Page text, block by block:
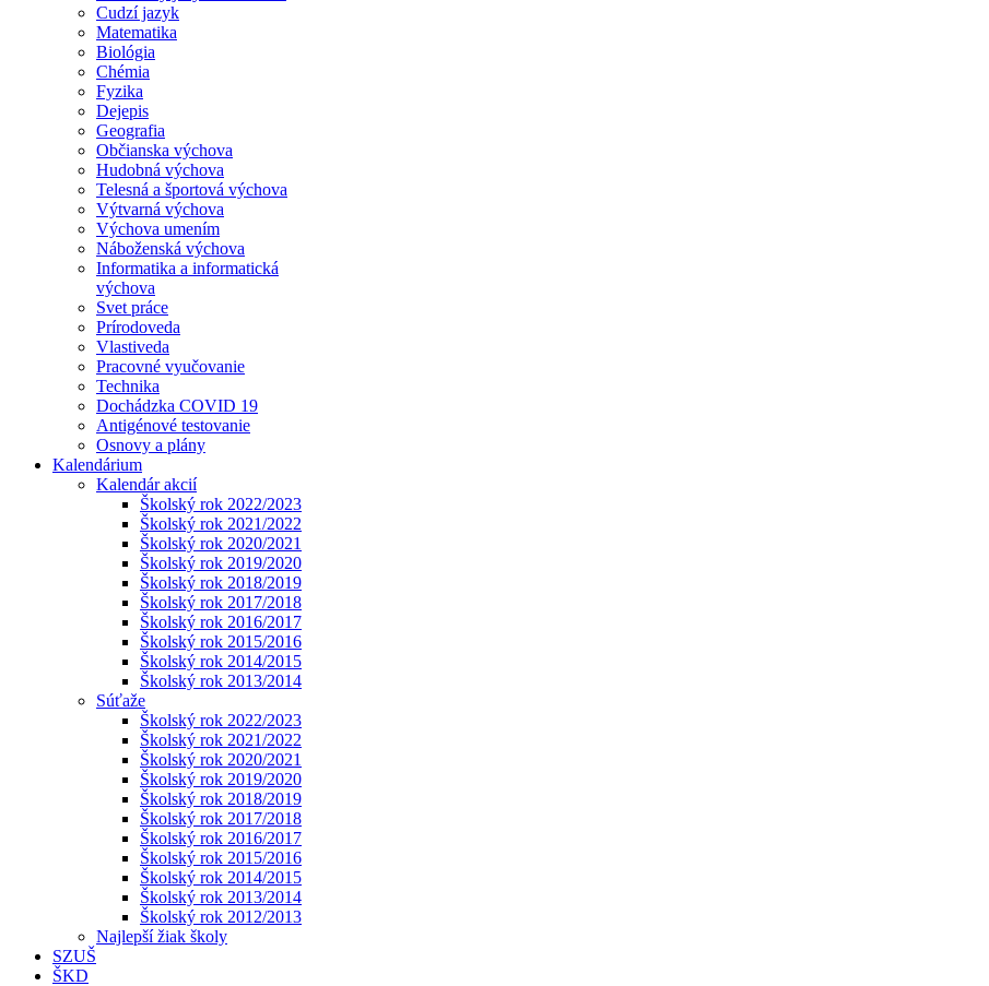
Cudzí jazyk
Matematika
Biológia
Chémia
Fyzika
Dejepis
Geografia
Občianska výchova
Hudobná výchova
Telesná a športová výchova
Výtvarná výchova
Výchova umením
Náboženská výchova
Informatika a informatická
výchova
Svet práce
Prírodoveda
Vlastiveda
Pracovné vyučovanie
Technika
Dochádzka COVID 19
Antigénové testovanie
Osnovy a plány
Kalendárium
Kalendár akcií
Školský rok 2022/2023
Školský rok 2021/2022
Školský rok 2020/2021
Školský rok 2019/2020
Školský rok 2018/2019
Školský rok 2017/2018
Školský rok 2016/2017
Školský rok 2015/2016
Školský rok 2014/2015
Školský rok 2013/2014
Súťaže
Školský rok 2022/2023
Školský rok 2021/2022
Školský rok 2020/2021
Školský rok 2019/2020
Školský rok 2018/2019
Školský rok 2017/2018
Školský rok 2016/2017
Školský rok 2015/2016
Školský rok 2014/2015
Školský rok 2013/2014
Školský rok 2012/2013
Najlepší žiak školy
SZUŠ
ŠKD